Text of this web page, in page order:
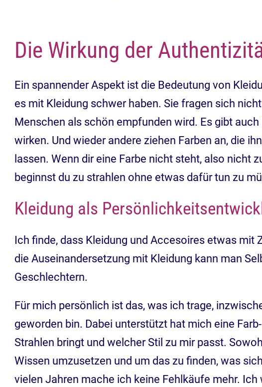
Die Wirkung der
Ein spannender Aspekt ist die Bedeutung von
es mit Kleidung schwer haben. Sie fragen sich
Menschen als schön empfunden wird. Es gibt
wirken. Und wieder andere ziehen Farben an, die
lassen. Wenn dir eine Farbe nicht steht, also nicht
beginnst du zu strahlen ohne etwas dafür tun zu
Kleidung als
Ich finde, dass Kleidung und Accesoires etwas
die Auseinandersetzung mit Kleidung kann man
Geschlechtern.
Für mich persönlich ist das, was ich trage,
geworden bin. Dabei unterstützt hat mich eine
Strahlen bringt und welcher Stil zu mir passt.
Wissen umzusetzen und um das zu finden, was
vielen Jahren mache ich keine Fehlkäufe mehr.